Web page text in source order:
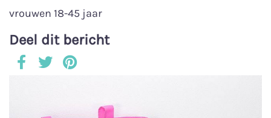
vrouwen 18-45 jaar
Deel dit bericht